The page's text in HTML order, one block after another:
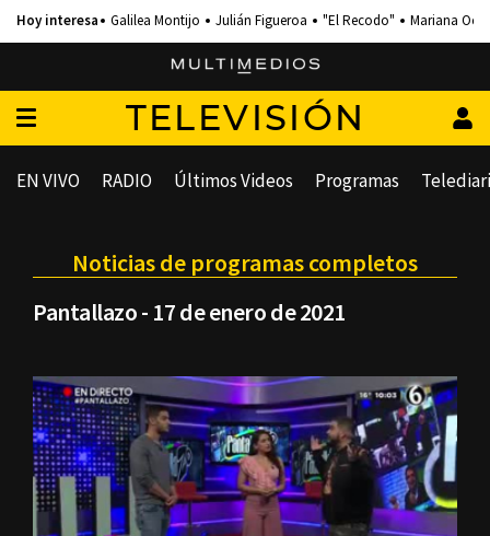
Galilea Montijo Julián Figueroa "El Recodo" Mariana
TELEVISIÓN
EN VIVO RADIO Últimos Videos Programas
Noticias de programas completos
Pantallazo - 17 de enero de 2021